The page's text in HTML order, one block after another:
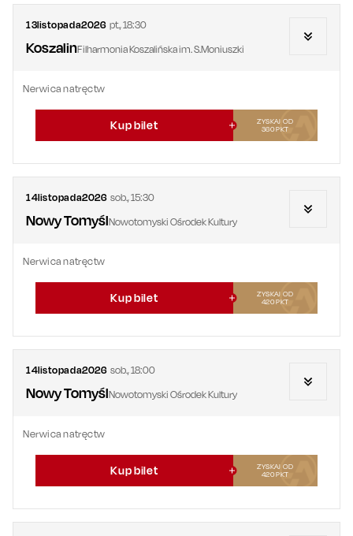
13listopada2026 pt.,18:30
KoszalinFilharmonia Koszalińska im. S.Moniuszki
Nerwica natręctw
Kup bilet
ZYSKAJ OD
360PKT
14listopada2026 sob.,15:30
Nowy TomyślNowotomyski Ośrodek Kultury
Nerwica natręctw
Kup bilet
ZYSKAJ OD
420PKT
14listopada2026 sob.,18:00
Nowy TomyślNowotomyski Ośrodek Kultury
Nerwica natręctw
Kup bilet
ZYSKAJ OD
420PKT